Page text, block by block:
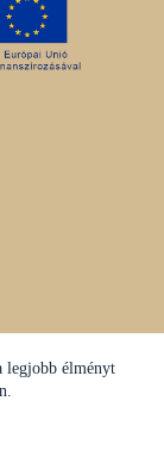
legjobb élményt